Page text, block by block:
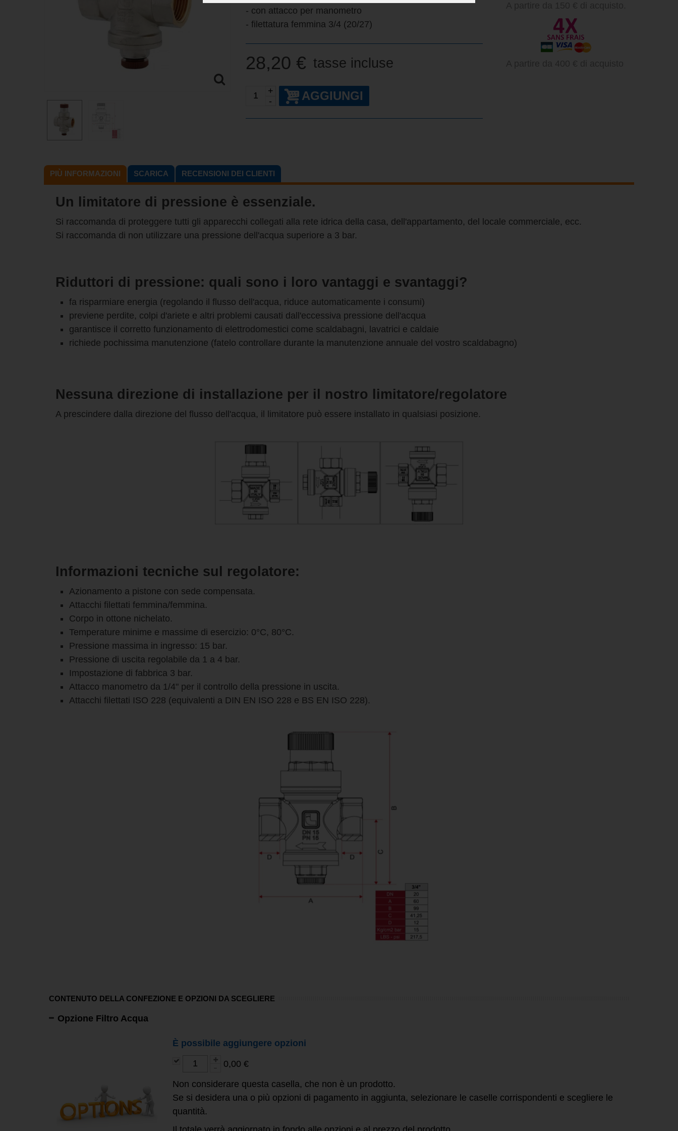
- con attacco per manometro
- filettatura femmina 3/4 (20/27)
28,20 € tasse incluse
-
+ AGGIUNGI
PIÙ INFORMAZIONI SCARICA RECENSIONI DEI CLIENTI
Un limitatore di pressione è essenziale.
Si raccomanda di proteggere tutti gli apparecchi collegati alla rete idrica della casa, dell'appartamento, del locale commerciale, ecc.
Si raccomanda di non utilizzare una pressione dell'acqua superiore a 3 bar.
Riduttori di pressione: quali sono i loro vantaggi e svantaggi?
fa risparmiare energia (regolando il flusso dell'acqua, riduce automaticamente i consumi)
previene perdite, colpi d'ariete e altri problemi causati dall'eccessiva pressione dell'acqua
garantisce il corretto funzionamento di elettrodomestici come scaldabagni, lavatrici e caldaie
richiede pochissima manutenzione (fatelo controllare durante la manutenzione annuale del vostro scaldabagno)
Nessuna direzione di installazione per il nostro limitatore/regolatore
A prescindere dalla direzione del flusso dell'acqua, il limitatore può essere installato in qualsiasi posizione.
Informazioni tecniche sul regolatore:
Azionamento a pistone con sede compensata.
Attacchi filettati femmina/femmina.
Corpo in ottone nichelato.
Temperature minime e massime di esercizio: 0°C, 80°C.
Pressione massima in ingresso: 15 bar.
Pressione di uscita regolabile da 1 a 4 bar.
Impostazione di fabbrica 3 bar.
Attacco manometro da 1/4" per il controllo della pressione in uscita.
Attacchi filettati ISO 228 (equivalenti a DIN EN ISO 228 e BS EN ISO 228).
CONTENUTO DELLA CONFEZIONE E OPZIONI DA SCEGLIERE
Opzione Filtro Acqua
È possibile aggiungere opzioni
0,00 €
Non considerare questa casella, che non è un prodotto.
Se si desidera una o più opzioni di pagamento in aggiunta, selezionare le caselle corrispondenti e scegliere le
quantità.